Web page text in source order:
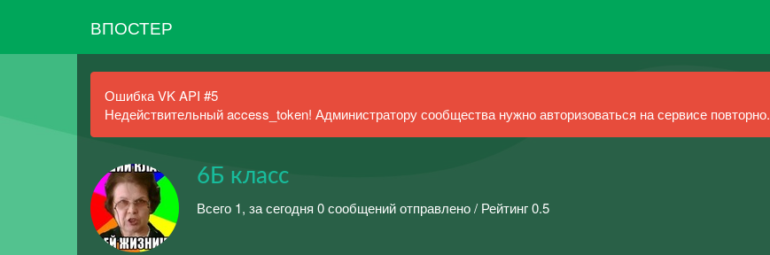
ВПОСТЕР
Ошибка VK API #5
Недействительный access_token! Администратору сообщества нужно авторизоваться на сервисе повторно.
6Б класс
Всего 1, за сегодня 0 сообщений отправлено / Рейтинг 0.5